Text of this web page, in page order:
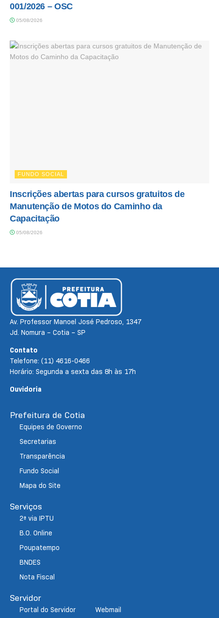
001/2026 – OSC
05/08/2026
FUNDO SOCIAL
Inscrições abertas para cursos gratuitos de
Manutenção de Motos do Caminho da
Capacitação
05/08/2026
Av. Professor Manoel José Pedroso, 1347
Jd. Nomura – Cotia – SP
Contato
Telefone: (11) 4616-0466
Horário: Segunda a sexta das 8h às 17h
Ouvidoria
Prefeitura de Cotia
Equipes de Governo
Secretarias
Transparência
Fundo Social
Mapa do Site
Serviços
2ª via IPTU
B.O. Online
Poupatempo
BNDES
Nota Fiscal
Servidor
Portal do Servidor Webmail